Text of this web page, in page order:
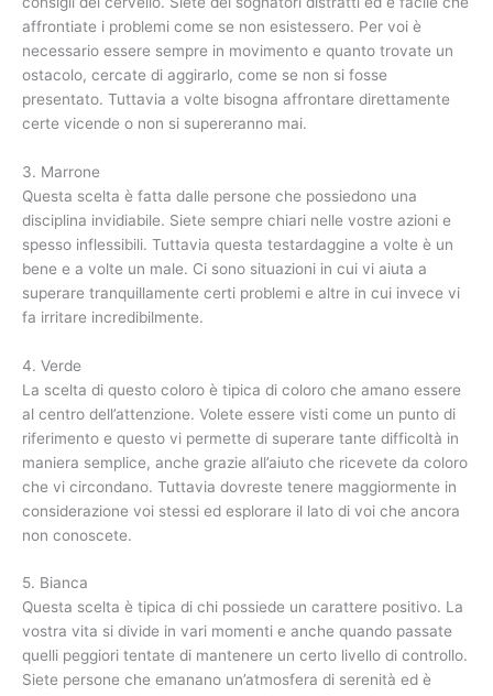
affrontiate i problemi come se non esistessero. Per voi è
necessario essere sempre in movimento e quanto trovate un
ostacolo, cercate di aggirarlo, come se non si fosse
presentato. Tuttavia a volte bisogna affrontare direttamente
certe vicende o non si supereranno mai.
3. Marrone
Questa scelta è fatta dalle persone che possiedono una
disciplina invidiabile. Siete sempre chiari nelle vostre azioni e
spesso inflessibili. Tuttavia questa testardaggine a volte è un
bene e a volte un male. Ci sono situazioni in cui vi aiuta a
superare tranquillamente certi problemi e altre in cui invece vi
fa irritare incredibilmente.
4. Verde
La scelta di questo coloro è tipica di coloro che amano essere
al centro dell’attenzione. Volete essere visti come un punto di
riferimento e questo vi permette di superare tante difficoltà in
maniera semplice, anche grazie all’aiuto che ricevete da coloro
che vi circondano. Tuttavia dovreste tenere maggiormente in
considerazione voi stessi ed esplorare il lato di voi che ancora
non conoscete.
5. Bianca
Questa scelta è tipica di chi possiede un carattere positivo. La
vostra vita si divide in vari momenti e anche quando passate
quelli peggiori tentate di mantenere un certo livello di controllo.
Siete persone che emanano un’atmosfera di serenità ed è